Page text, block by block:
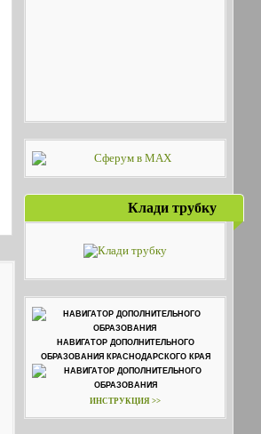
Клади трубку
НАВИГАТОР ДОПОЛНИТЕЛЬНОГО
ОБРАЗОВАНИЯ КРАСНОДАРСКОГО КРАЯ
ИНСТРУКЦИЯ >>